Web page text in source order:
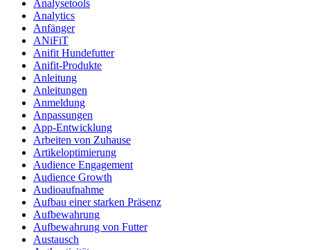
Analysetools
Analytics
Anfänger
ANiFiT
Anifit Hundefutter
Anifit-Produkte
Anleitung
Anleitungen
Anmeldung
Anpassungen
App-Entwicklung
Arbeiten von Zuhause
Artikeloptimierung
Audience Engagement
Audience Growth
Audioaufnahme
Aufbau einer starken Präsenz
Aufbewahrung
Aufbewahrung von Futter
Austausch